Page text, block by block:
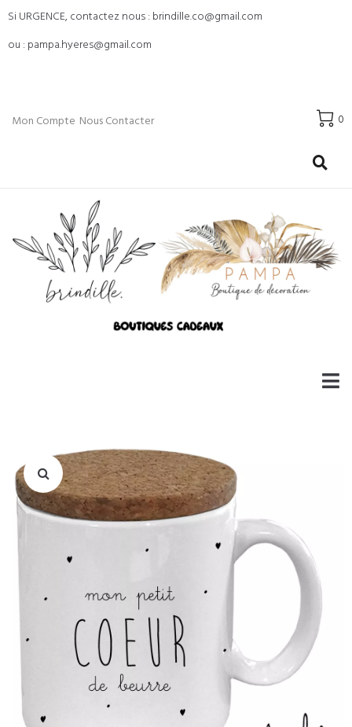
Si URGENCE, contactez nous : brindille.co@gmail.com
ou : pampa.hyeres@gmail.com
Mon Compte Nous Contacter 0